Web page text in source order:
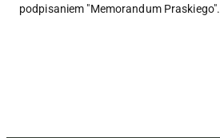
podpisaniem "Memorandum Praskiego".